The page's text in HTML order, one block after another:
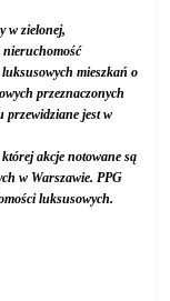
w zielonej,
mieszkań o
przeznaczonych
przewidziane jest w
akcje notowane są
w Warszawie. PPG
luksusowych.